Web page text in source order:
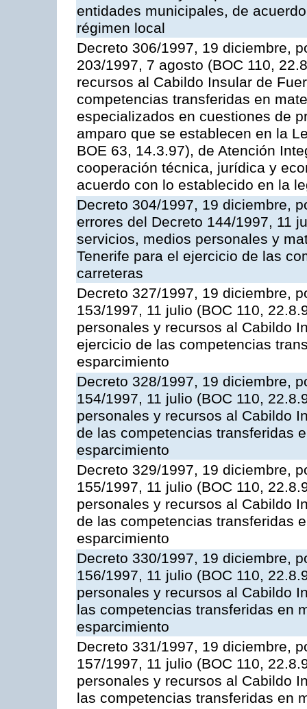
entidades municipales, de
régimen local
Decreto 306/1997, 19 diciembre,
203/1997, 7 agosto (BOC 110,
recursos al Cabildo Insular de
competencias transferidas en
especializados en cuestiones de
amparo que se establecen en la
BOE 63, 14.3.97), de Atención
cooperación técnica, jurídica y
acuerdo con lo establecido en la
Decreto 304/1997, 19 diciembre,
errores del Decreto 144/1997, 11
servicios, medios personales y
Tenerife para el ejercicio de las
carreteras
Decreto 327/1997, 19 diciembre,
153/1997, 11 julio (BOC 110,
personales y recursos al Cabildo
ejercicio de las competencias
esparcimiento
Decreto 328/1997, 19 diciembre,
154/1997, 11 julio (BOC 110,
personales y recursos al Cabildo
de las competencias transferidas
esparcimiento
Decreto 329/1997, 19 diciembre,
155/1997, 11 julio (BOC 110,
personales y recursos al Cabildo
de las competencias transferidas
esparcimiento
Decreto 330/1997, 19 diciembre,
156/1997, 11 julio (BOC 110,
personales y recursos al Cabildo
las competencias transferidas en
esparcimiento
Decreto 331/1997, 19 diciembre,
157/1997, 11 julio (BOC 110,
personales y recursos al Cabildo
las competencias transferidas en